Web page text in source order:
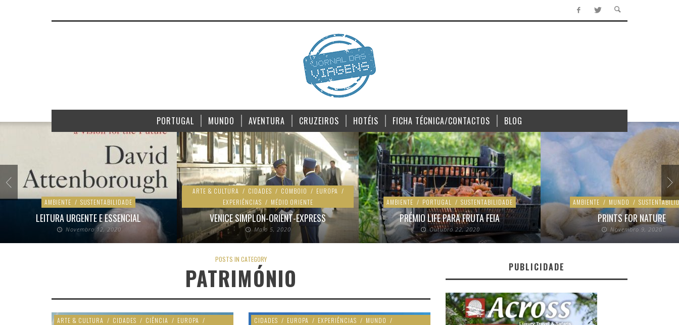
PORTUGAL MUNDO AVENTURA CRUZEIROS HOTÉIS FICHA TÉCNICA/CONTACTOS BLOG
AMBIENTE / SUSTENTABILIDADE
LEITURA URGENTE E ESSENCIAL
Novembro 12, 2020
ARTE & CULTURA / CIDADES / COMBOIO / EUROPA /
EXPERIÊNCIAS / MÉDIO ORIENTE
VENICE SIMPLON-ORIENT-EXPRESS
Maio 5, 2020
AMBIENTE / PORTUGAL / SUSTENTABILIDADE
PRÉMIO LIFE PARA FRUTA FEIA
Outubro 22, 2020
AMBIENTE / MUNDO /
PRINTS FOR NATURE
Novembro 9, 2020
POSTS IN CATEGORY
PATRIMÓNIO
ARTE & CULTURA / CIDADES / CIÊNCIA / EUROPA /
CIDADES / EUROPA / EXPERIÊNCIAS / MUNDO /
PUBLICIDADE